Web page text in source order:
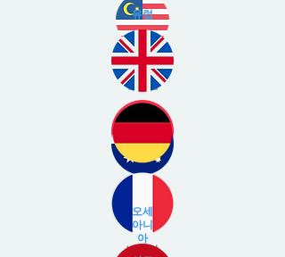
말레이시아
필리핀
베트남
유럽
오세
아니
아